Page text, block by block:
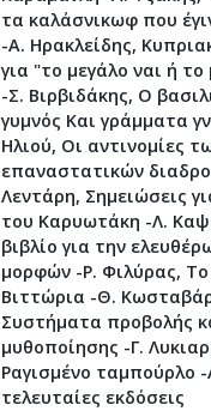
τα καλάσνικωφ που
-Α. Ηρακλείδης,
για "το μεγάλο ναι ή το
-Σ. Βιρβιδάκης, Ο
γυμνός Και γράμματα
Ηλιού, Οι αντινομίες
επαναστατικών
Λεντάρη, Σημειώσεις
του Καρυωτάκη -Λ.
βιβλίο για την
μορφών -Ρ. Φιλύρας,
Βιττώρια -Θ.
Συστήματα προβολής
μυθοποίησης -Γ.
Ραγισμένο ταμπούρλο
τελευταίες εκδόσεις